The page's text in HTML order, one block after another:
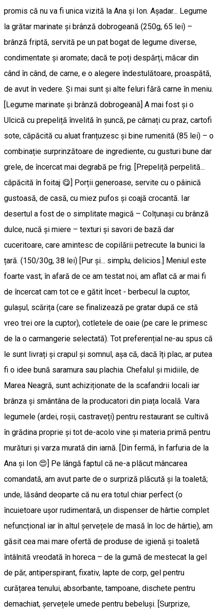
promis că nu va fi unica vizită la Ana și Ion. Așadar... Legume
la grătar marinate și brânză dobrogeană (250g, 65 lei) –
brânză friptă, servită pe un pat bogat de legume diverse,
condimentate și aromate; dacă te poți despărți, măcar din
când în când, de carne, e o alegere îndestulătoare, proaspătă,
de avut în vedere. Și mai sunt și alte feluri fără carne în meniu.
[Legume marinate și brânză dobrogeană] A mai fost și o
Ulcică cu prepeliță învelită în șuncă, pe cârnați cu praz, cartofi
sote, căpăcită cu aluat franțuzesc și bine rumenită (85 lei) – o
combinație surprinzătoare de ingrediente, cu gusturi bune dar
grele, de încercat mai degrabă pe frig. [Prepeliță perpelită...
căpăcită în foitaj 😋] Porții generoase, servite cu o pâinică
gustoasă, de casă, cu miez pufos și coajă crocantă. Iar
desertul a fost de o simplitate magică – Colțunași cu brânză
dulce, nucă și miere – texturi și savori de bază dar
cuceritoare, care amintesc de copilării petrecute la bunici la
țară. (150/30g, 38 lei) [Pur și... simplu, delicios.] Meniul este
foarte vast; în afară de ce am testat noi, am aflat că ar mai fi
de încercat cam tot ce e gătit încet - berbecul la cuptor,
gulașul, scărița (care se finalizează pe gratar după ce stă
vreo trei ore la cuptor), cotletele de oaie (pe care le primesc
de la o carmangerie selectată). Tot preferențial ne-au spus că
le sunt livrați și crapul și somnul, așa că, dacă îți plac, ar putea
fi o idee bună saramura sau plachia. Chefalul și midiile, de
Marea Neagră, sunt achiziționate de la scafandrii locali iar
brânza și smântâna de la producatori din piața locală. Vara
legumele (ardei, roșii, castraveți) pentru restaurant se cultivă
în grădina proprie și tot de-acolo vine și materia primă pentru
murături și varza murată din iarnă. [Din fermă, în farfuria de la
Ana și Ion 😍] Pe lângă faptul că ne-a plăcut mâncarea
comandată, am avut parte de o surpriză plăcută și la toaletă;
unde, lăsând deoparte că nu era totul chiar perfect (o
încuietoare ușor rudimentară, un dispenser de hârtie complet
nefuncțional iar în altul șervețele de masă în loc de hârtie), am
găsit cea mai mare ofertă de produse de igienă și toaletă
întâlnită vreodată în horeca – de la gumă de mestecat la gel
de păr, antiperspirant, fixativ, lapte de corp, gel pentru
curățarea tenului, absorbante, tampoane, dischete pentru
demachiat, șervețele umede pentru bebeluși. [Surprize,